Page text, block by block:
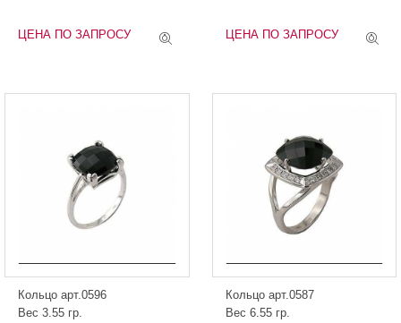
ЦЕНА ПО ЗАПРОСУ ЦЕНА ПО ЗАПРОСУ
Кольцо арт.0596
Вес 3.55 гр.
Кольцо арт.0587
Вес 6.55 гр.